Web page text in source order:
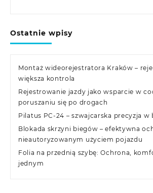
Ostatnie wpisy
Montaż wideorejestratora Kraków –
większa kontrola
Rejestrowanie jazdy jako wsparcie w
poruszaniu się po drogach
Pilatus PC-24 – szwajcarska precyzja w
Blokada skrzyni biegów – efektywna
nieautoryzowanym użyciem pojazdu
Folia na przednią szybę: Ochrona,
jednym